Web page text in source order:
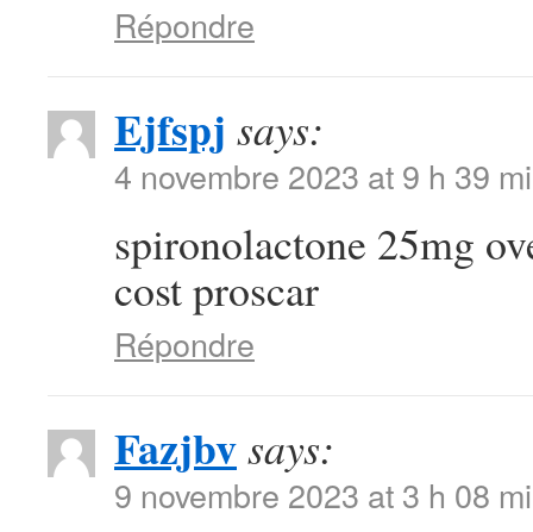
Répondre
Ejfspj says:
4 novembre 2023 at 9 h 39
spironolactone 25mg
cost proscar
Répondre
Fazjbvsays:
9 novembre 2023 at 3 h 08